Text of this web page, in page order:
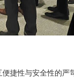
捷性与安全性的严